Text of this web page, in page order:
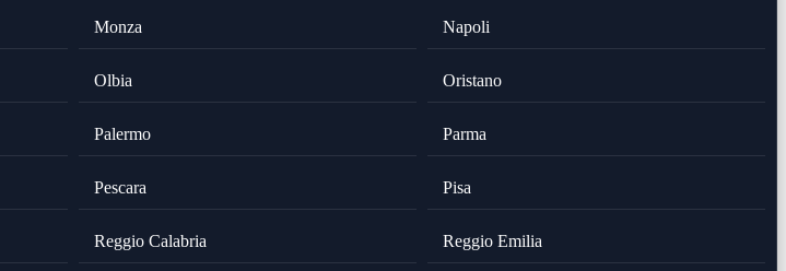
Monza Napoli
Olbia Oristano
Palermo Parma
Pescara Pisa
Reggio Calabria Reggio Emilia